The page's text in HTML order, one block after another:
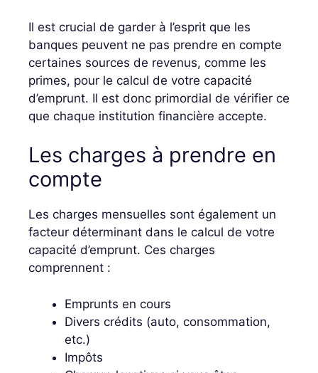
Il est crucial de garder à l’esprit que les
banques peuvent ne pas prendre en compte
certaines sources de revenus, comme les
primes, pour le calcul de votre capacité
d’emprunt. Il est donc primordial de vérifier ce
que chaque institution financière accepte.
Les charges à prendre en
compte
Les charges mensuelles sont également un
facteur déterminant dans le calcul de votre
capacité d’emprunt. Ces charges
comprennent :
Emprunts en cours
Divers crédits (auto, consommation,
etc.)
Impôts